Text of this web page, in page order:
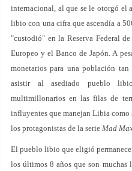
internacional, al que se le otorgó el
libio con una cifra que ascendía a
"custodió" en la Reserva Federal
Europeo y el Banco de Japón. A
monetarios para una población
asistir al asediado pueblo
multimillonarios en las filas de
influyentes que manejan Libia como
los protagonistas de la serie Mad
El pueblo libio que eligió
los últimos 8 años que son muchas